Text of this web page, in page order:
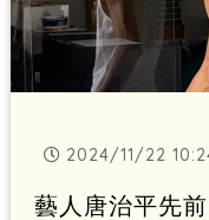
2024/11/22
藝人唐治平先